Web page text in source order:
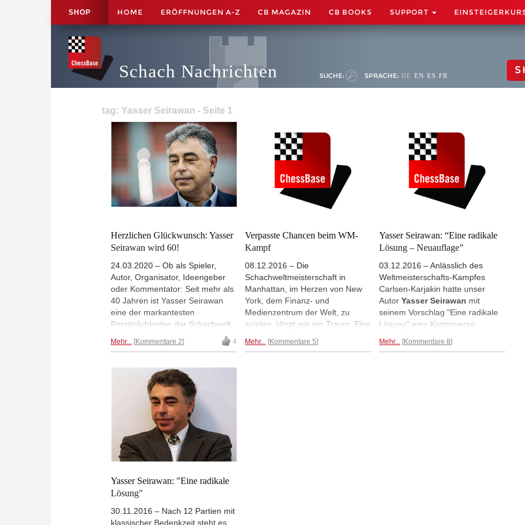
SHOP HOME ERÖFFNUNGEN A-Z CB MAGAZIN CB BOOKS SUPPORT
Schach Nachrichten SUCHE: SPRACHE: DE EN ES FR
tag: Yasser Seirawan - Seite 1
Herzlichen Glückwunsch: Yasser
Seirawan wird 60!
24.03.2020 – Ob als Spieler,
Autor, Organisator, Ideengeber
oder Kommentator: Seit mehr als
40 Jahren ist Yasser Seirawan
eine der markantesten
Persönlichkeiten der Schachwelt.
Dabei wirkt er stets so, als hätte
ihn das Schach glücklich gemacht
glücklich machen. Am 24. März
2020 feiert Seirawan 60.
Geburtstag. ChessBase gratuliert
mit einem Rückblick auf eine
bemerkenswerte Karriere. | Foto:
David Llada
Mehr... Kommentare 2 4
Verpasste Chancen beim WM-
Kampf
08.12.2016 – Die
Schachweltmeisterschaft in
Manhattan, im Herzen von New
York, dem Finanz- und
Medienzentrum der Welt, zu
spielen, klingt wie ein Traum. Eine
Schach ins Rampenlicht zu
Mehr... Kommentare 5
Yasser Seirawan: “Eine radikale
Lösung – Neuauflage”
03.12.2016 – Anlässlich des
Weltmeisterschafts-Kampfes
Carlsen-Karjakin hatte unser
AutorYasser Seirawan mit
seinem Vorschlag "Eine radikale
Lösung" eine Kontroverse
Beitrag kommt der Großmeister
Mehr... Kommentare 8
Yasser Seirawan: "Eine radikale
Lösung"
30.11.2016 – Nach 12 Partien mit
klassischer Bedenkzeit steht es